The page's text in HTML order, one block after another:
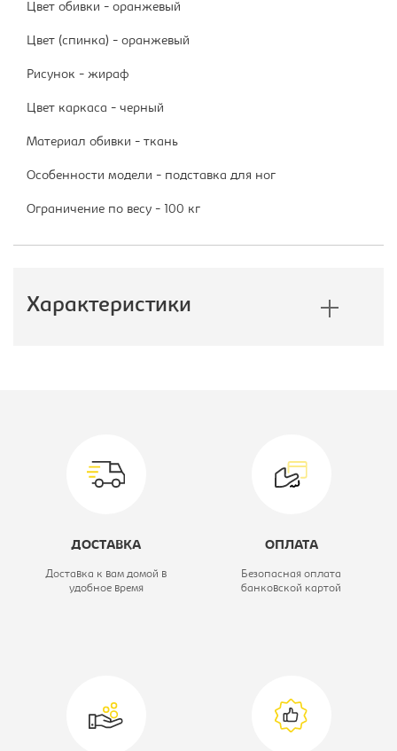
Цвет обивки - оранжевый
Цвет (спинка) - оранжевый
Рисунок - жираф
Цвет каркаса - черный
Материал обивки - ткань
Особенности модели - подставка для ног
Ограничение по весу - 100 кг
Характеристики
Цвет материала: оранжевое
Модель кресла: CH-204-F
ДОСТАВКА
Доставка к вам домой в
удобное время
ОПЛАТА
Безопасная оплата
банковской картой